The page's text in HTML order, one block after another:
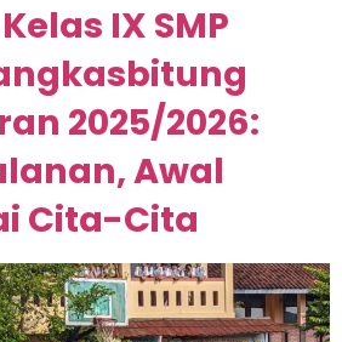
IX SMP
2025/2026:
Awal
Cita-Cita